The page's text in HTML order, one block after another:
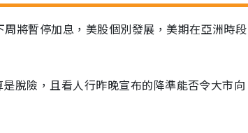
將暫停加息，美股個別發展，美期在亞洲時段
脫險，且看人行昨晚宣布的降準能否令大市向